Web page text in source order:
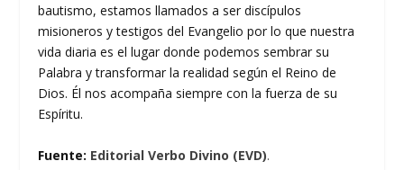
bautismo, estamos llamados a ser discípulos
misioneros y testigos del Evangelio por lo que nuestra
vida diaria es el lugar donde podemos sembrar su
Palabra y transformar la realidad según el Reino de
Dios. Él nos acompaña siempre con la fuerza de su
Espíritu.
Fuente: Editorial Verbo Divino (EVD).